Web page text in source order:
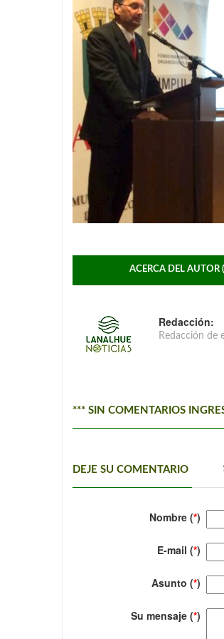
ACERCA DEL AUTOR
Redacción:
Redacción de
*** SIN COMENTARIOS
DEJE SU COMENTARIO
Nombre (*)
E-mail (*)
Asunto (*)
Su mensaje (*)